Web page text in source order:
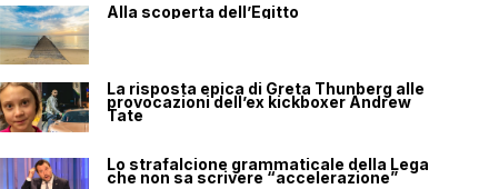
Alla scoperta dell’Egitto
La risposta epica di Greta Thunberg alle
provocazioni dell’ex kickboxer Andrew
Tate
Lo strafalcione grammaticale della Lega
che non sa scrivere “accelerazione”